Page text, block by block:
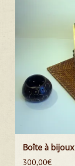
Boîte à
300,00€